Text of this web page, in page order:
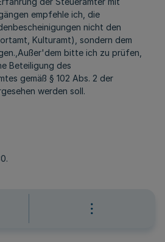
empfehle ich, die
nicht den
Kulturamt), sondern dem
bitte ich zu prüfen,
Beteiligung des
gemäß § 102 Abs. 2 der
werden soll.